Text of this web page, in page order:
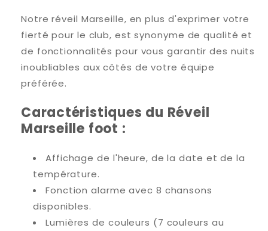
Notre réveil Marseille, en plus d'exprimer votre
fierté pour le club, est synonyme de qualité et
de fonctionnalités pour vous garantir des nuits
inoubliables aux côtés de votre équipe
préférée.
Caractéristiques du Réveil
Marseille foot :
Affichage de l'heure, de la date et de la
température.
Fonction alarme avec 8 chansons
disponibles.
Lumières de couleurs (7 couleurs au